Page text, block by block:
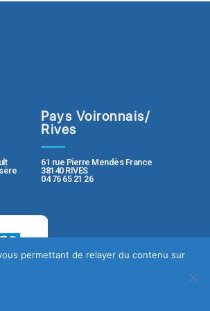
Pays Voironnais/
Rives
61 rue Pierre Mendès France
38140 RIVES
04 76 65 21 26
permettant de relayer du contenu sur